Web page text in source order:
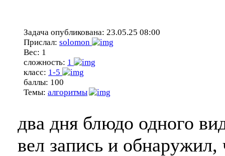
Задача опубликована: 23.05.25 08:00
Прислал: solomon
Вес: 1
сложность: 1
класс: 1-5
баллы: 100
Темы: алгоритмы
два дня блюдо одного
вел запись и